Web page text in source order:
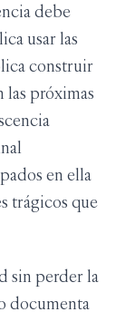
debe
usar las
construir
las próximas
en ella
trágicos que
sin perder la
documenta